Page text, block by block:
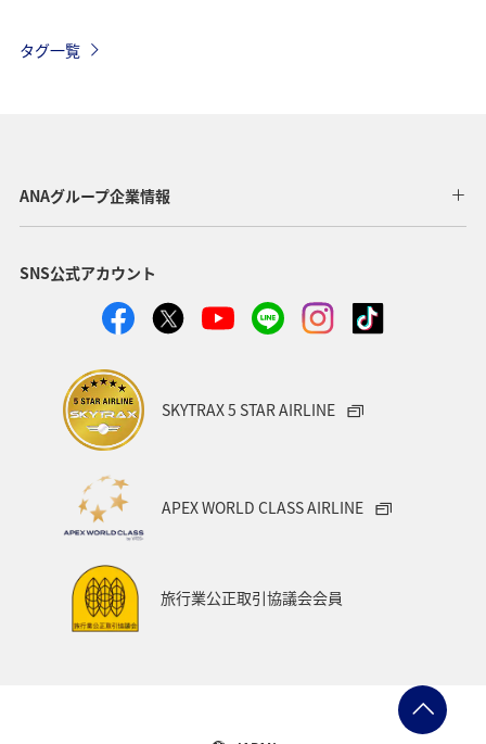
タグ一覧
ANAグループ企業情報
SNS公式アカウント
SKYTRAX 5 STAR AIRLINE
APEX WORLD CLASS AIRLINE
旅行業公正取引協議会会員